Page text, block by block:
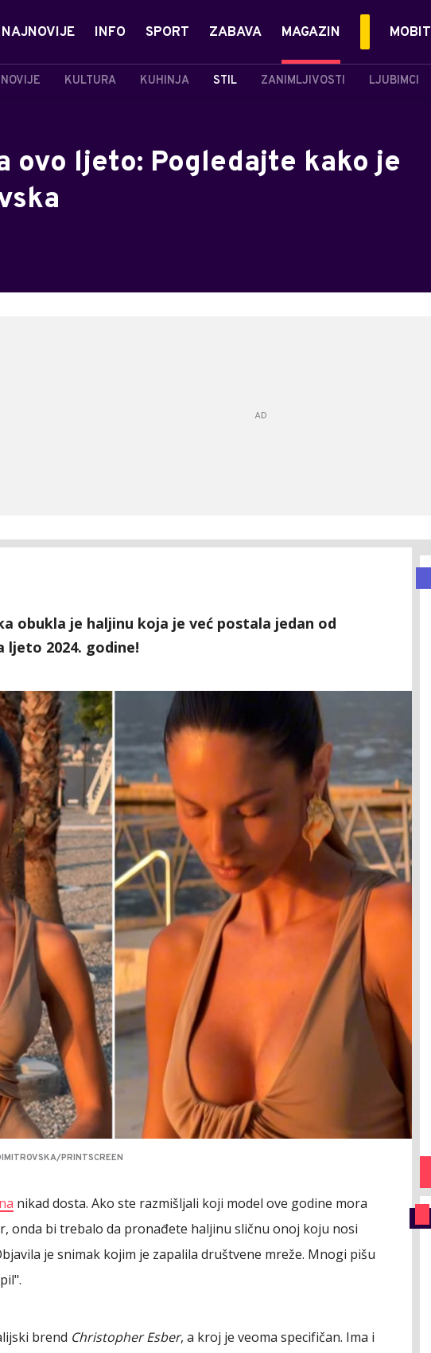
NAJNOVIJE INFO SPORT ZABAVA MAGAZIN
KULTURA KUHINJA STIL ZANIMLJIVOSTI LJUBIMCI
MOBIT
ovo ljeto: Pogledajte kako je
obukla je haljinu koja je već postala jedan od
ljeto 2024. godine!
PRINTSCREEN
nikad dosta. Ako ste razmišljali koji model ove godine mora
onda bi trebalo da pronađete haljinu sličnu onoj koju nosi
je snimak kojim je zapalila društvene mreže. Mnogi pišu
brend Christopher Esber, a kroj je veoma specifičan. Ima i